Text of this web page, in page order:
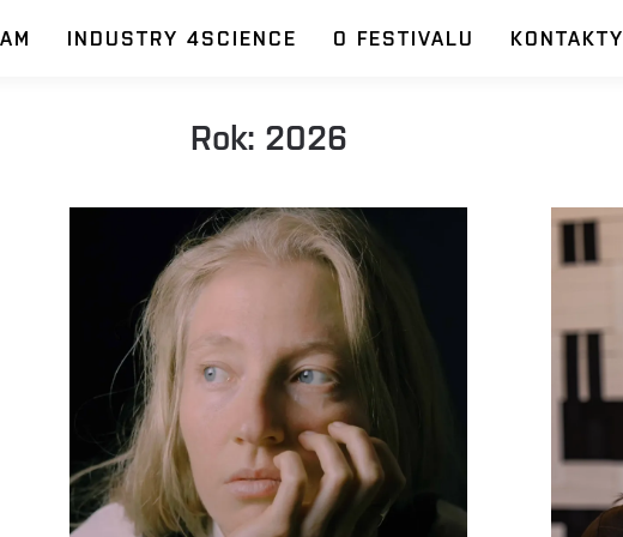
INDUSTRY 4SCIENCE O FESTIVALU KONTAKTY
Rok: 2026